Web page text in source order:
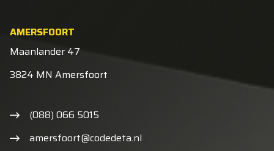
AMERSFOORT
Maanlander 47
3824 MN Amersfoort
(088) 066 5015
amersfoort@codedeta.nl